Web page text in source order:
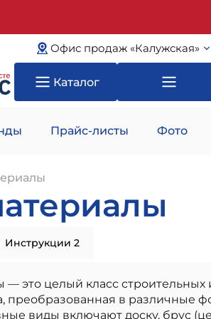
Офис продаж «Калужская»
Каталог
Прайс-листы Фото
Инструкции 2
это целый класс строительных
преобразованная в различные
виды включают доску, брус